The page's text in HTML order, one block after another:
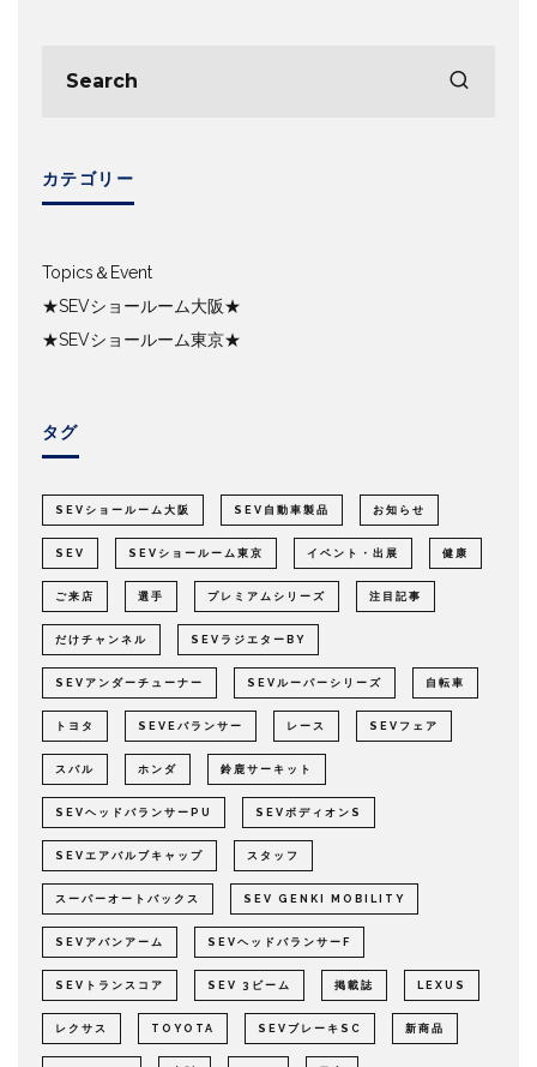
カテゴリー
Topics＆Event
★SEVショールーム大阪★
★SEVショールーム東京★
タグ
SEVショールーム大阪 SEV自動車製品 お知らせ
SEV SEVショールーム東京 イベント・出展 健康
ご来店 選手 プレミアムシリーズ 注目記事
だけチャンネル SEVラジエターBY
SEVアンダーチューナー SEVルーパーシリーズ 自転車
トヨタ SEVEバランサー レース SEVフェア
スバル ホンダ 鈴鹿サーキット
SEVヘッドバランサーPU SEVボディオンS
SEVエアバルブキャップ スタッフ
スーパーオートバックス SEV GENKI MOBILITY
SEVアバンアーム SEVヘッドバランサーF
SEVトランスコア SEV 3ビーム 掲載誌 LEXUS
レクサス TOYOTA SEVブレーキSC 新商品